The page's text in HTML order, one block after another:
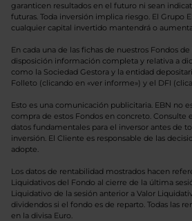
garanticen resultados en el futuro ni sean
futuras. Toda inversión implica riesgo. El Grupo
cualquier capital invertido mantendrá o
En cada una de las fichas de nuestros Fondos
disposición información completa y relativa a
como la Sociedad Gestora y la entidad
Folleto (clicando en «ver informe») y el DFI
Esto es una comunicación publicitaria. EBN no
compra de estos Fondos en concreto.
datos fundamentales para el inversor antes de
inversión. El Cliente es responsable de las
adopte.
Los datos de rentabilidad mostrados hacen
Liquidativos del Fondo al cierre de la última
Liquidativo de la sesión anterior a Valor
dividendos si el fondo es de reparto. Todas las
en la divisa Euro.